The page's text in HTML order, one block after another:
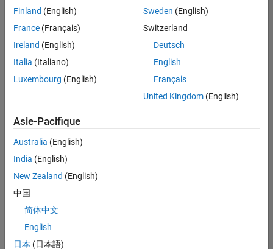
pouvez
élargir
votre
recherche
ou
afficher
l’ensemble
d'emploi.
malgré
tout
vous
trouvez
pas
d'offre
Finland (English)
France (Français)
Ireland (English)
Italia (Italiano)
Luxembourg (English)
Sweden (English)
Switzerland
Deutsch
English
Français
United Kingdom(English)
Asie-Pacifique
Australia (English)
India (English)
New Zealand (English)
中国
简体中文
English
日本 (日本語)